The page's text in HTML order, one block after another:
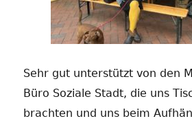
Sehr gut unterstützt von den
Büro Soziale Stadt, die uns
brachten und uns beim